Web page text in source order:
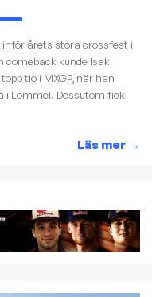
årets stora crossfest i
comeback kunde Isak
tio i MXGP, när han
i Lommel. Dessutom fick
Läs mer →